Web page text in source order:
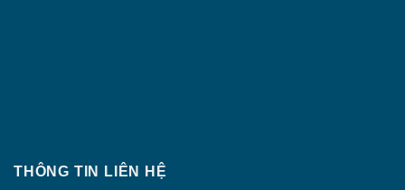
THÔNG TIN LIÊN HỆ